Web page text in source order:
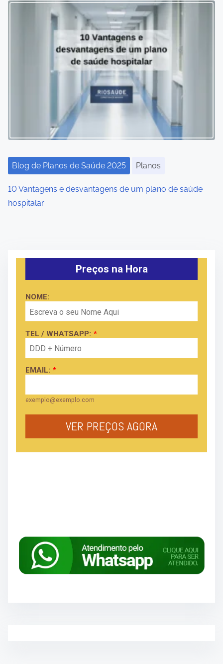
Blog de Planos de Saúde 2025 Planos
10 Vantagens e desvantagens de um plano de saúde
hospitalar